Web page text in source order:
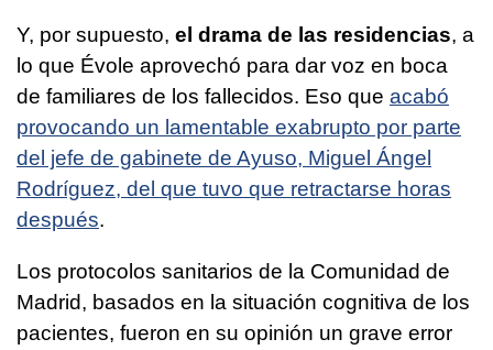
Y, por supuesto, el drama de las residencias, a
lo que Évole aprovechó para dar voz en boca
de familiares de los fallecidos. Eso que acabó
provocando un lamentable exabrupto por parte
del jefe de gabinete de Ayuso, Miguel Ángel
Rodríguez, del que tuvo que retractarse horas
después.
Los protocolos sanitarios de la Comunidad de
Madrid, basados en la situación cognitiva de los
pacientes, fueron en su opinión un grave error